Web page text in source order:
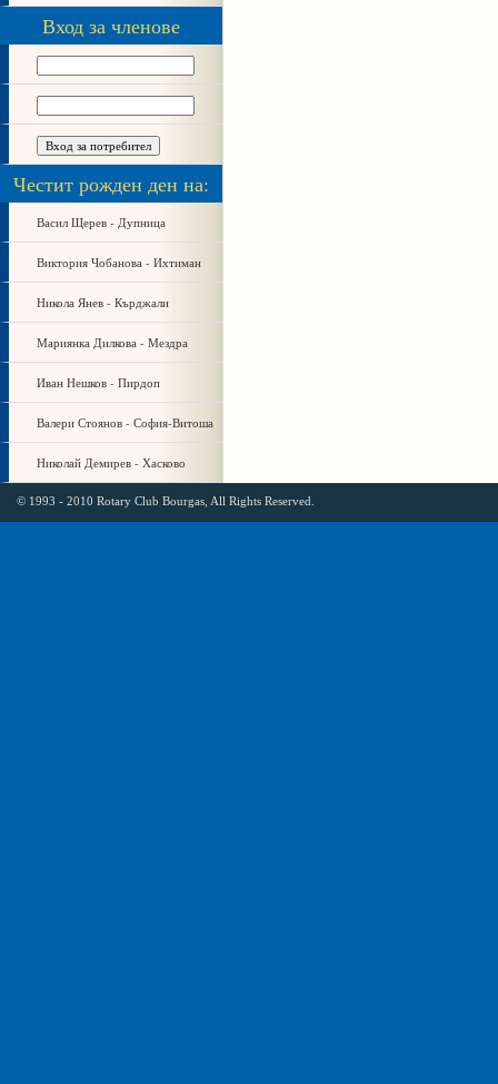
Вход за членове
Честит рожден ден на:
Васил Щерев - Дупница
Виктория Чобанова - Ихтиман
Никола Янев - Кърджали
Мариянка Дилкова - Мездра
Иван Нешков - Пирдоп
Валери Стоянов - София-Витоша
Николай Демирев - Хасково
© 1993 - 2010 Rotary Club Bourgas, All Rights Reserved.